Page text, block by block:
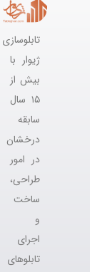
تابلوسازی
ژیوار با
بیش از
۱۵ سال
سابقه
درخشان
در امور
طراحی،
ساخت
و
اجرای
تابلوهای